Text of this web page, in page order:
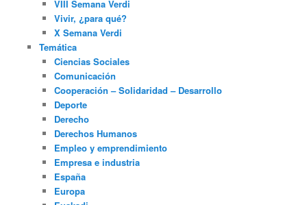
VIII Semana Verdi
Vivir, ¿para qué?
X Semana Verdi
Temática
Ciencias Sociales
Comunicación
Cooperación – Solidaridad – Desarrollo
Deporte
Derecho
Derechos Humanos
Empleo y emprendimiento
Empresa e industria
España
Europa